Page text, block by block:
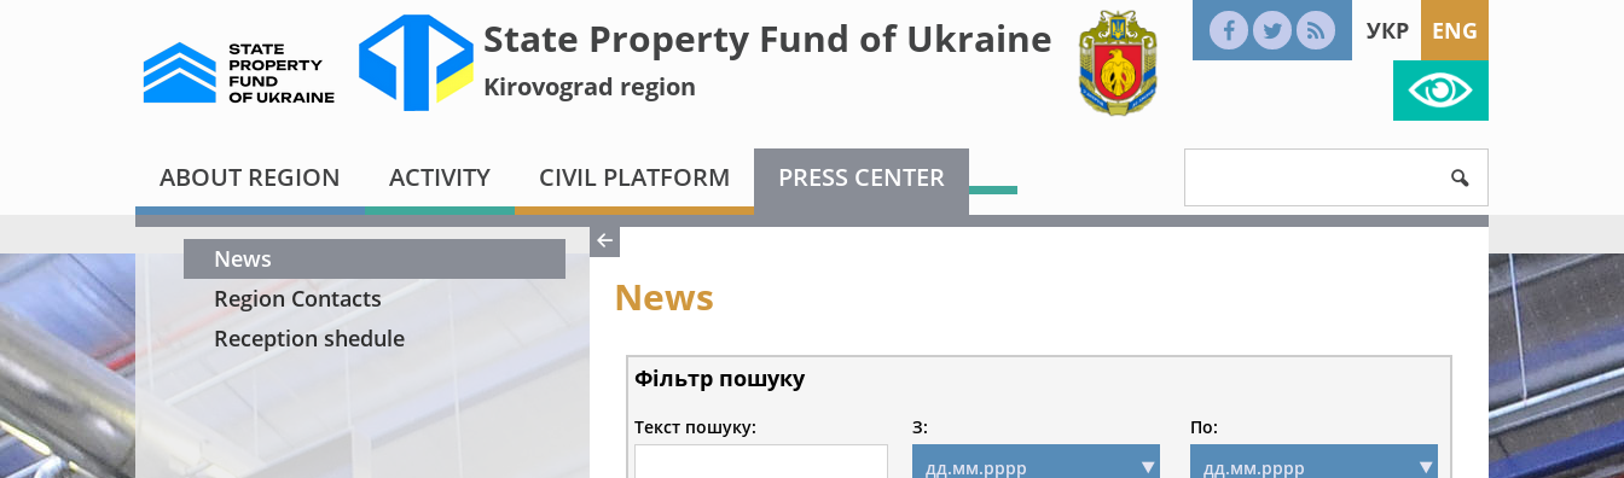
State Property Fund of Ukraine
Kirovograd region
УКР ENG
ABOUT REGION ACTIVITY CIVIL PLATFORM PRESS CENTER
News
Region Contacts
Reception shedule
News
Фільтр пошуку
Текст пошуку: З: По: